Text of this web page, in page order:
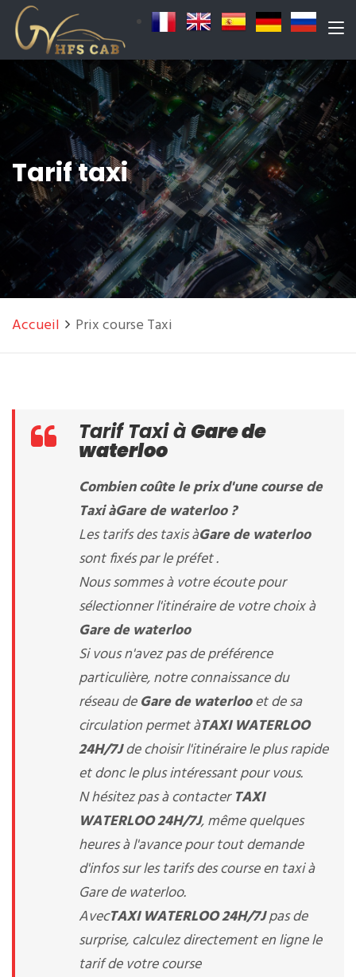
Tarif taxi
Accueil Prix course Taxi
Tarif Taxi à Gare de
waterloo
Combien coûte le prix d'une course de
Taxi àGare de waterloo?
Les tarifs des taxis àGare de waterloo
sont fixés par le préfet .
Nous sommes à votre écoute pour
sélectionner l'itinéraire de votre choix à
Gare de waterloo
Si vous n'avez pas de préférence
particulière, notre connaissance du
réseau deGare de waterlooet de sa
circulation permet àTAXI WATERLOO
24H/7Jde choisir l'itinéraire le plus rapide
et donc le plus intéressant pour vous.
N hésitez pas à contacterTAXI
WATERLOO 24H/7J, même quelques
heures à l'avance pour tout demande
d'infos sur les tarifs des course en taxi à
Gare de waterloo.
AvecTAXI WATERLOO 24H/7Jpas de
surprise, calculez directement en ligne le
tarif de votre course